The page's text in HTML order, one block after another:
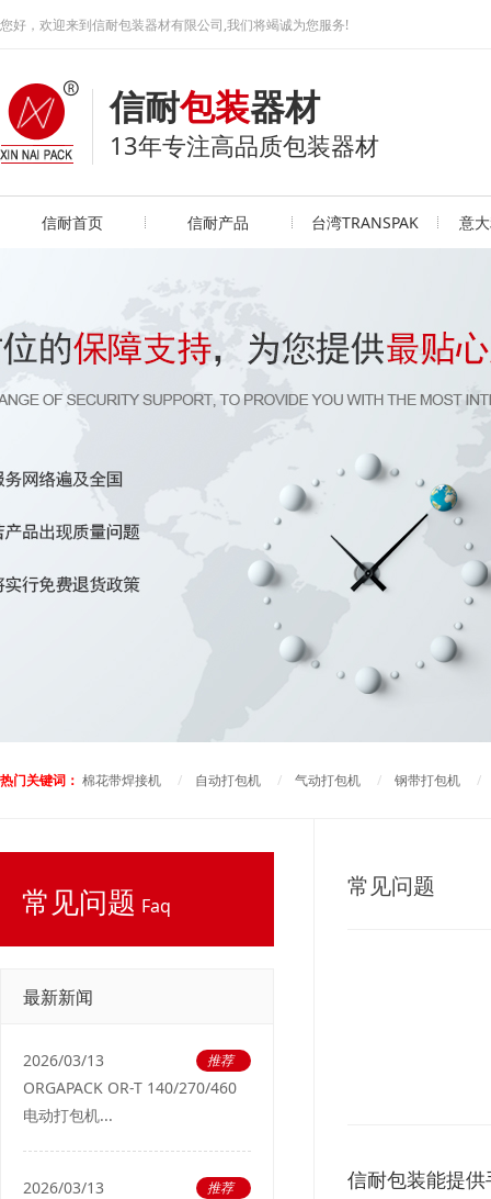
您好，欢迎来到信耐包装器材有限公司,我们将竭诚为您服务!
信耐包装器材
13年专注高品质包装器材
信耐首页 信耐产品 台湾TRANSPAK 意
热门关键词： 棉花带焊接机 / 自动打包机 / 气动打包机 / 钢带打包机
常见问题 Faq
最新新闻
推荐
2026/03/13
ORGAPACK OR-T 140/270/460
电动打包机...
推荐
2026/03/13
常见问题
信耐包装能提